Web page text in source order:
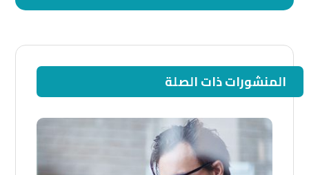
المنشورات ذات الصلة